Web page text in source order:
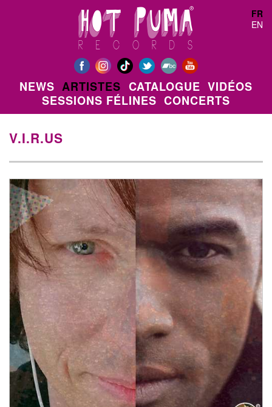
FR
EN
NEWS ARTISTES CATALOGUE VIDÉOS
SESSIONS FÉLINES CONCERTS
V.I.R.US